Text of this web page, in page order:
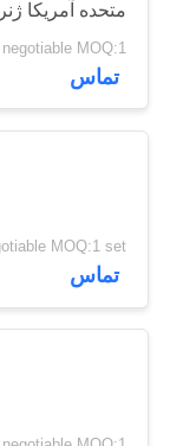
Ray
negotiable MOQ:1
تماس
MOQ:1 set
تماس